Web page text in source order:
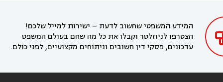
המידע המשפטי שחשוב לדעת – ישירות למייל שלכם!
הצטרפו לניוזלטר וקבלו את כל מה שחם בעולם המשפט
עדכונים, פסקי דין חשובים וניתוחים מקצועיים, לפני כולם.